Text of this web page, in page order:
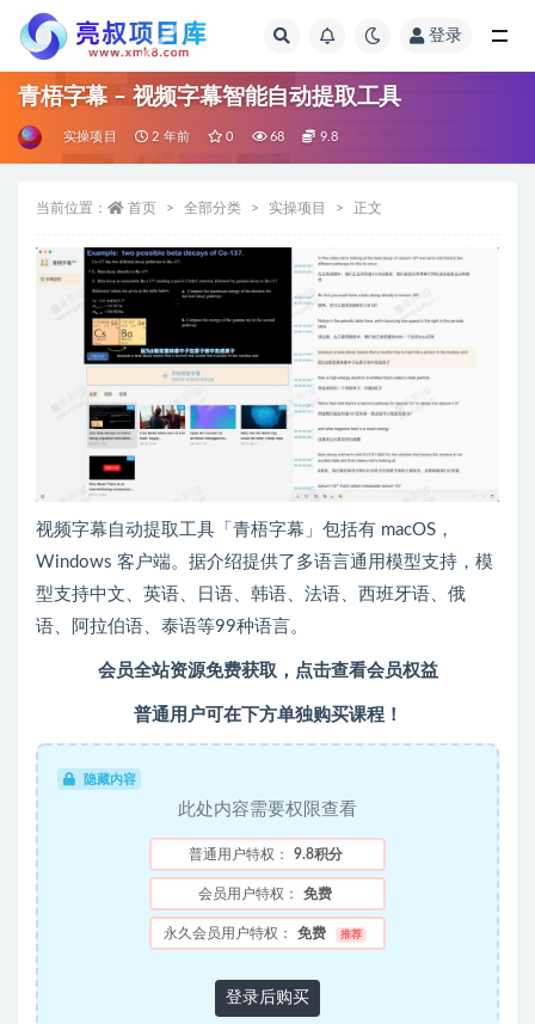
登录
青梧字幕 – 视频字幕智能自动提取工具
实操项目 2 年前 0 68 9.8
当前位置： 首页 全部分类 实操项目 正文
视频字幕自动提取工具「青梧字幕」包括有 macOS，
Windows 客户端。据介绍提供了多语言通用模型支持，模
型支持中文、英语、日语、韩语、法语、西班牙语、俄
语、阿拉伯语、泰语等99种语言。
会员全站资源免费获取，点击查看会员权益
普通用户可在下方单独购买课程！
隐藏内容
此处内容需要权限查看
普通用户特权： 9.8积分
会员用户特权： 免费
永久会员用户特权： 免费 推荐
登录后购买